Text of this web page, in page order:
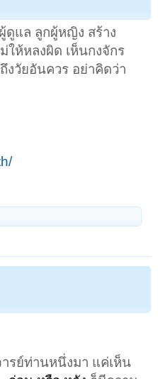
ดูแล ลูกผู้หญิง สร้าง
ให้หลงผิด เห็นกงจักร
งวัยอันควร อย่าคิดว่า
รย์ท่านหนึ่งมา แค่เห็น